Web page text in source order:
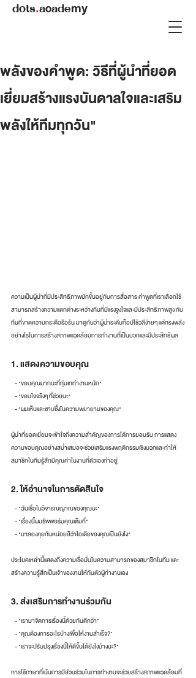
dots.academy
พลังของคำพูด: วิธีที่ผู้นำที่ยอด
เยี่ยมสร้างแรงบันดาลใจและเสริม
พลังให้ทีมทุกวัน"
ความเป็นผู้นำที่มีประสิทธิภาพมักขึ้นอยู่กับการสื่อสาร คำพูดที่เราเลือกใช้
สามารถสร้างความแตกต่างระหว่างทีมที่มีแรงจูงใจและมีประสิทธิภาพสูง กับ
ทีมที่ขาดความกระตือรือร้น มาดูกันว่าผู้นำระดับท็อปใช้วลีง่ายๆ แต่ทรงพลัง
อย่างไรในการสร้างสภาพแวดล้อมการทำงานที่เป็นบวกและมีประสิทธิผล
1. แสดงความขอบคุณ
   - "ขอบคุณมากนะที่ทุ่มเททำงานหนัก"
   - "ขอบใจจริงๆ ที่ช่วยนะ"
   - "ผมเห็นและซาบซึ้งในความพยายามของคุณ"
ผู้นำที่ยอดเยี่ยมจะเข้าใจถึงความสำคัญของการได้การยอมรับ การแสดง
ความขอบคุณอย่างสม่ำเสมอจะช่วยเสริมแรงพฤติกรรมเชิงบวกและทำให้
สมาชิกในทีมรู้สึกมีคุณค่าในงานที่ตัวเองทำอยู่
2. ให้อำนาจในการตัดสินใจ
   - "ฉันเชื่อในวิจารณญาณของคุณนะ"
   - "เรื่องนี้ผมซัพพอร์มคุณเต็มที่"
   - "มาลองคุยกันหน่อยสิว่าไอเดียของคุณเป็นยังไง"
ประโยคเหล่านี้แสดงถึงความเชื่อมั่นในความสามารถของสมาชิกในทีม และ
สร้างความรู้สึกเป็นเจ้าของงานให้กับตัวผู้ทำงานเอง
3. ส่งเสริมการทำงานร่วมกัน
   - "เรามาจัดการเรื่องนี้ด้วยกันดีกว่า"
   - "คุณต้องการอะไรบ้างเพื่อให้งานสำเร็จ?"
   - "เราจะปรับปรุงเรื่องนี้ให้ดีขึ้นได้ยังไงบ้างนะ?"
การใช้ภาษาที่เน้นการมีส่วนร่วมในการทำงานจะช่วยสร้างสภาพแวดล้อมที่